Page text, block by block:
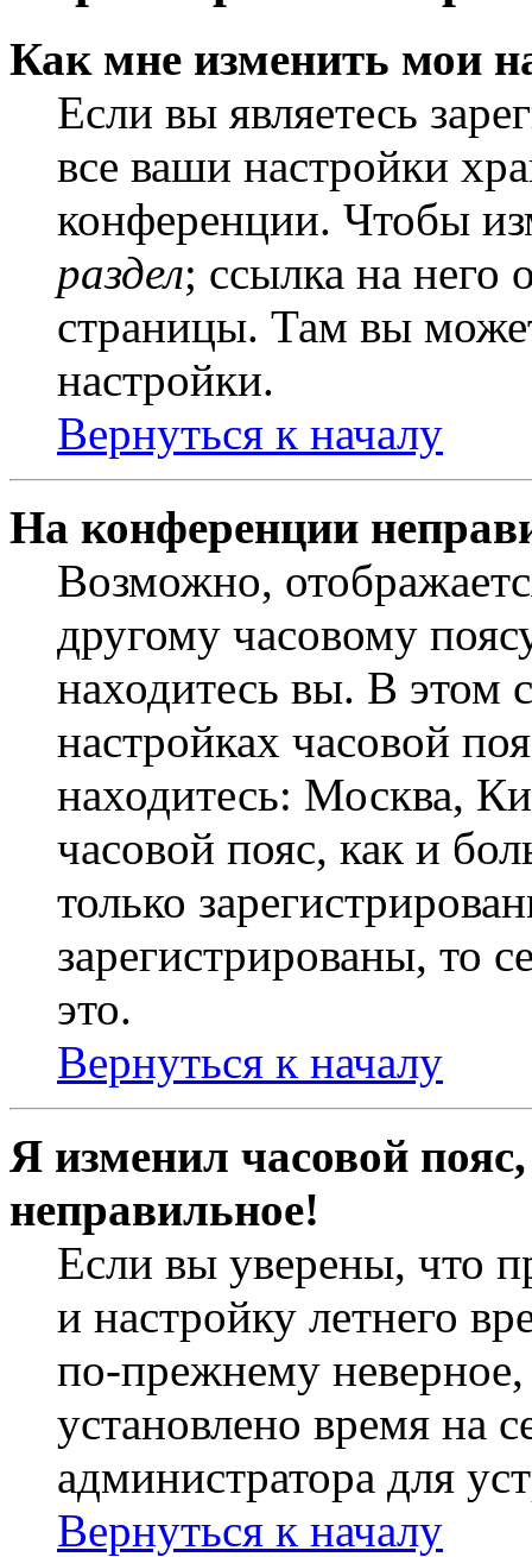
Как мне изменить мои
Если вы являетесь
все ваши настройки
конференции. Чтобы
раздел; ссылка на него
страницы. Там вы
настройки.
Вернуться к началу
На конференции
Возможно,
другому часовому
находитесь вы. В этом
настройках часовой
находитесь: Москва,
часовой пояс, как и
только
зарегистрированы, то
это.
Вернуться к началу
Я изменил часовой
неправильное!
Если вы уверены, что
и настройку летнего
по-прежнему неверное,
установлено время на
администратора для
Вернуться к началу